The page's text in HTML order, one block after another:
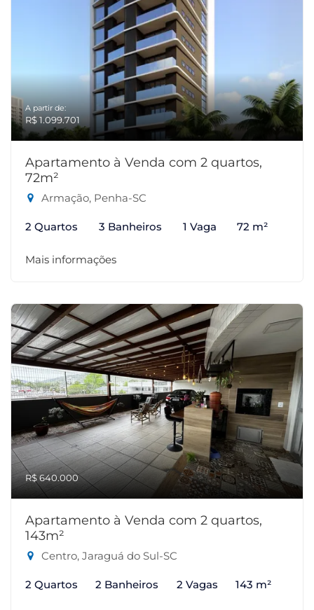
A partir de:
R$ 1.099.701
Apartamento à Venda com 2 quartos,
72m²
Armação, Penha-SC
2 Quartos 3 Banheiros 1 Vaga 72 m²
Mais informações
R$ 640.000
Apartamento à Venda com 2 quartos,
143m²
Centro, Jaraguá do Sul-SC
2 Quartos 2 Banheiros 2 Vagas 143 m²